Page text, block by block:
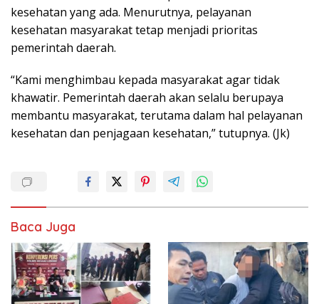
kesehatan yang ada. Menurutnya, pelayanan
kesehatan masyarakat tetap menjadi prioritas
pemerintah daerah.
“Kami menghimbau kepada masyarakat agar tidak
khawatir. Pemerintah daerah akan selalu berupaya
membantu masyarakat, terutama dalam hal pelayanan
kesehatan dan penjagaan kesehatan,” tutupnya. (Jk)
Baca Juga